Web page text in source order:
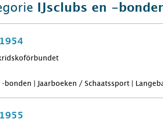
IJsclubs en -
-bonden | Jaarboeken / Schaatssport |